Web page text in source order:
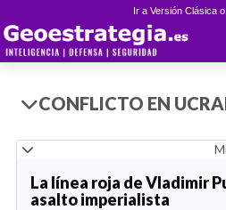
Ir a Versión Clásica
CONFLICTO EN
La línea roja de Vladimir
asalto imperialista